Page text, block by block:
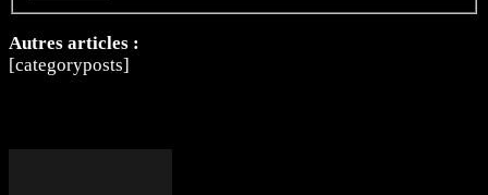
Autres articles :
[categoryposts]